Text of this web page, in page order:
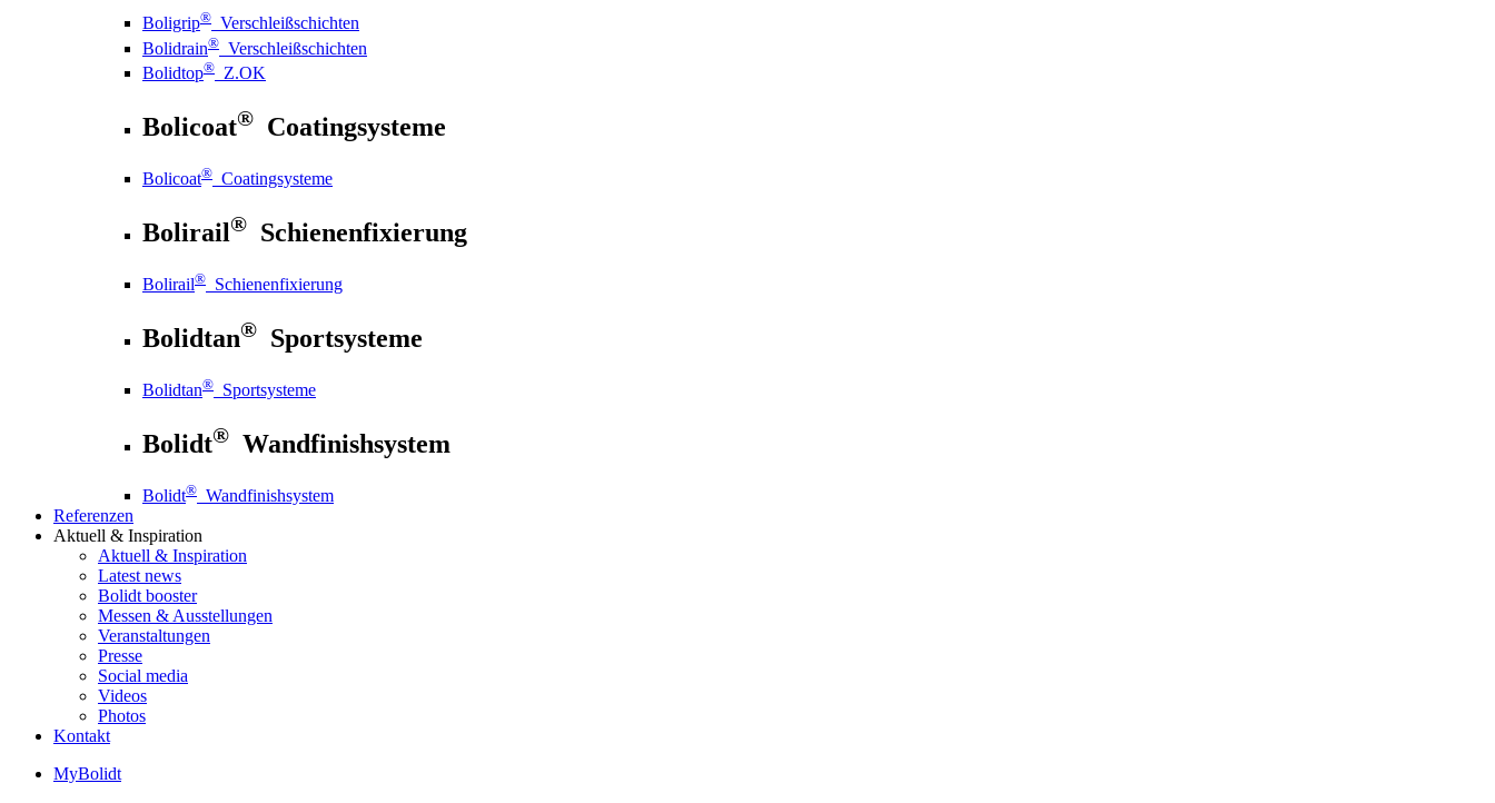
Boligrip® Verschleißschichten
Bolidrain® Verschleißschichten
Bolidtop® Z.OK
Bolicoat® Coatingsysteme
Bolicoat® Coatingsysteme
Bolirail® Schienenfixierung
Bolirail® Schienenfixierung
Bolidtan® Sportsysteme
Bolidtan® Sportsysteme
Bolidt® Wandfinishsystem
Bolidt® Wandfinishsystem
Referenzen
Aktuell & Inspiration
Aktuell & Inspiration
Latest news
Bolidt booster
Messen & Ausstellungen
Veranstaltungen
Presse
Social media
Videos
Photos
Kontakt
MyBolidt